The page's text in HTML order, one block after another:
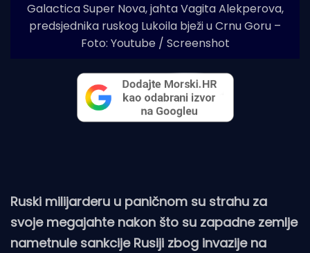
Galactica Super Nova, jahta Vagita Alekperova,
predsjednika ruskog Lukoila bježi u Crnu Goru –
Foto: Youtube / Screenshot
Ruski milijarderu u paničnom su strahu za
svoje megajahte nakon što su zapadne zemlje
nametnule sankcije Rusiji zbog invazije na